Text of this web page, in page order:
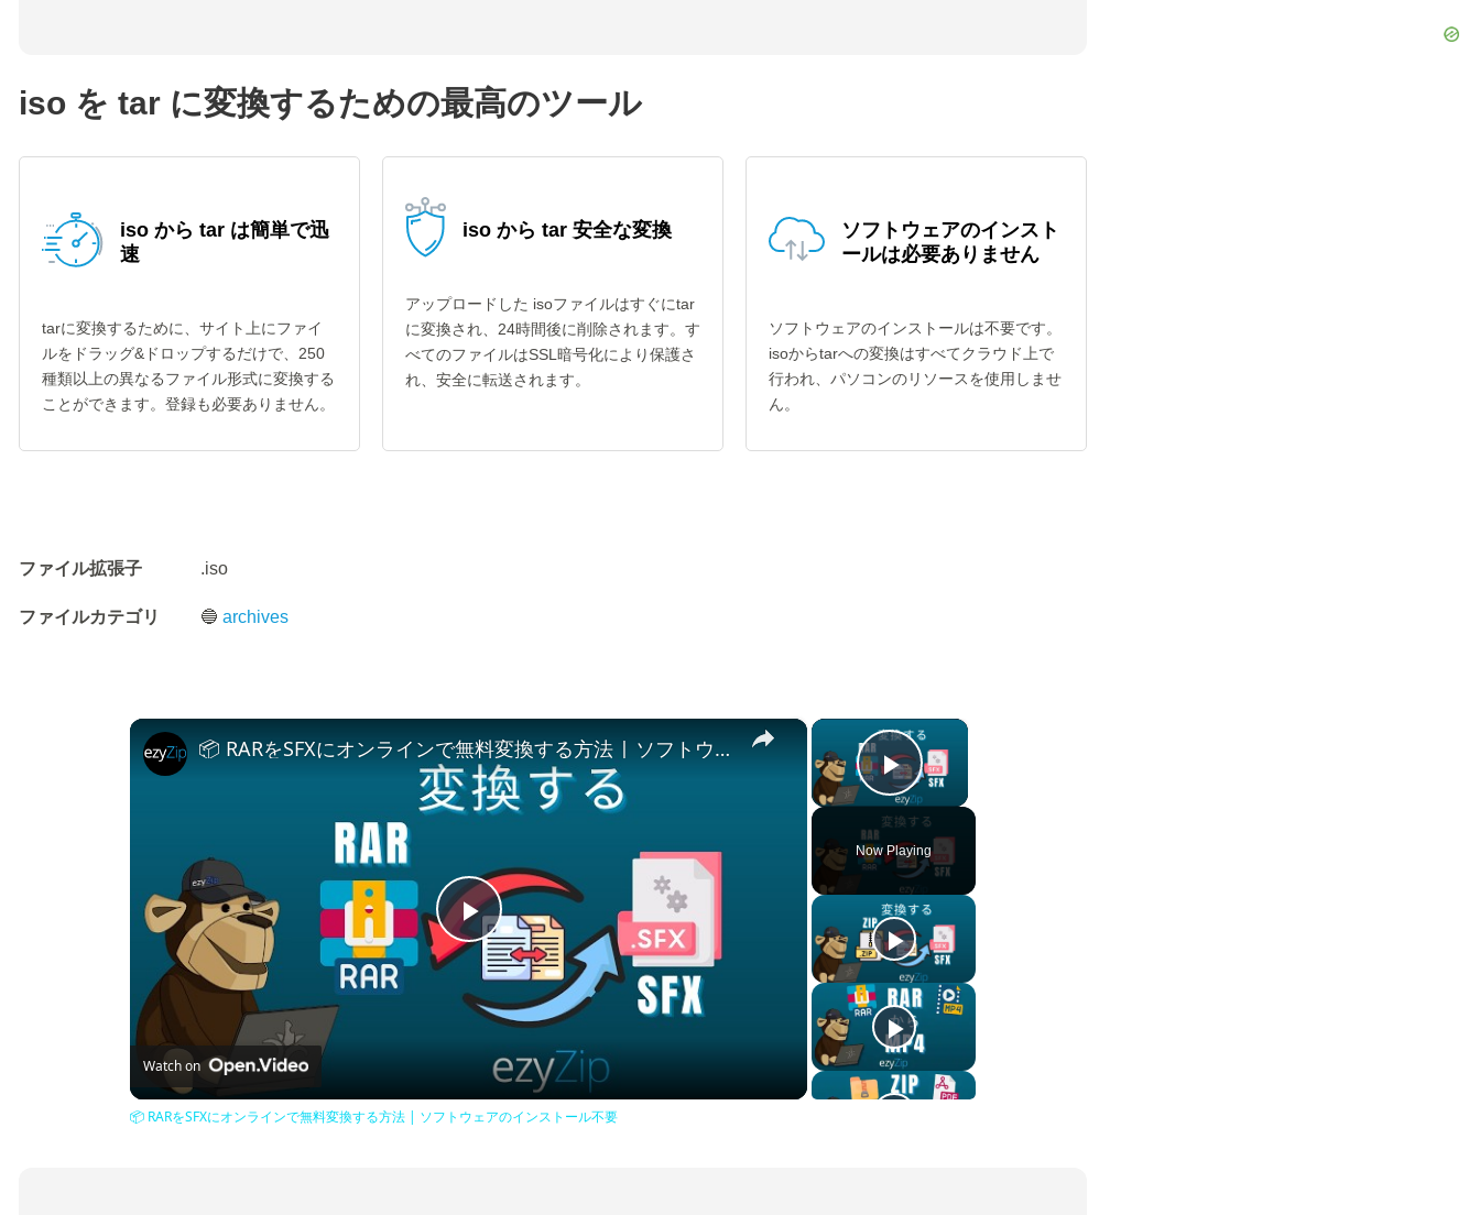
iso を tar に変換するための最高のツール
iso から tar は簡単で迅
速
tarに変換するために、サイト上にファイ
ルをドラッグ&ドロップするだけで、250
種類以上の異なるファイル形式に変換する
ことができます。登録も必要ありません。
iso から tar 安全な変換
アップロードした isoファイルはすぐにtar
に変換され、24時間後に削除されます。す
べてのファイルはSSL暗号化により保護さ
れ、安全に転送されます。
ソフトウェアのインスト
ールは必要ありません
ソフトウェアのインストールは不要です。
isoからtarへの変換はすべてクラウド上で
行われ、パソコンのリソースを使用しませ
ん。
ファイル拡張子 .iso
ファイルカテゴリ 🔵archives
×
Play Video
Now Playing
×
Play
Video
📦 RARをSFXにオンラインで無料変換する方法 | ソフトウェアのインストール不要
Watch on
📦 RARをSFXにオンラインで無料変換する方法 | ソフトウェアのインストール不要